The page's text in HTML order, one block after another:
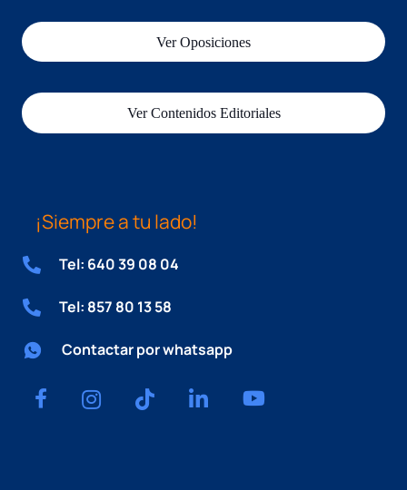
Ver Oposiciones
Ver Contenidos Editoriales
¡Siempre a tu lado!
Tel: 640 39 08 04
Tel: 857 80 13 58
Contactar por whatsapp